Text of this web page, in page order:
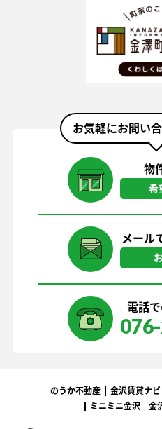
お気軽にお問い
物
希
メール
電話
のうか不動産 金沢賃貸ナビ
ミニミニ金沢
金